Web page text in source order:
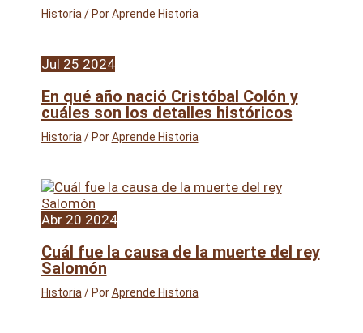
Historia / PorAprende Historia
Jul 25 2024
En qué año nació Cristóbal Colón y
cuáles son los detalles históricos
Historia / PorAprende Historia
Abr 20 2024
Cuál fue la causa de la muerte del rey
Salomón
Historia / PorAprende Historia